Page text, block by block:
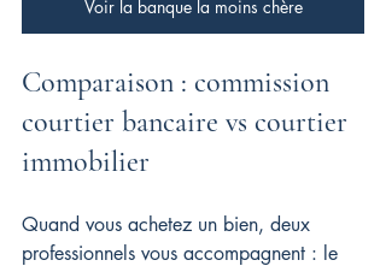
Voir la banque la moins chère
Comparaison : commission
courtier bancaire vs courtier
immobilier
Quand vous achetez un bien, deux
professionnels vous accompagnent : le